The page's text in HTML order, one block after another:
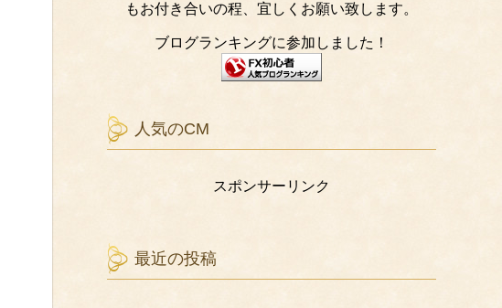
もお付き合いの程、宜しくお願い致します。
ブログランキングに参加しました！
人気のCM
スポンサーリンク
最近の投稿